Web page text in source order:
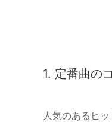
1. 定番曲の
人気のあるヒ